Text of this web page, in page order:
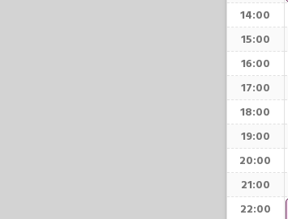
14:00
15:00
16:00
17:00
18:00
19:00
20:00
21:00
22:00